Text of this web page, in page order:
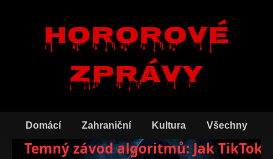
Hororové
zprávy
Domácí Zahraniční Kultura Všechny
Temný závod algoritmů: Jak TikTok